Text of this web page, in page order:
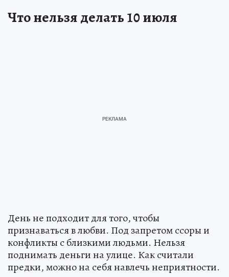
Что нельзя делать 10 июля
День не подходит для того, чтобы
признаваться в любви. Под запретом ссоры и
конфликты с близкими людьми. Нельзя
поднимать деньги на улице. Как считали
предки, можно на себя навлечь неприятности.